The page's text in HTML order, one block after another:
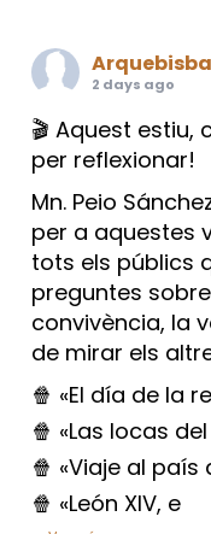
2 days ago
🎬 Aquest
per reflexionar!
Mn. Peio
per a aquestes
tots els públics
preguntes
convivència, la
de mirar els
🍿 «El día de la
🍿 «Las locas
🍿 «Viaje al
🍿 «León XIV, e